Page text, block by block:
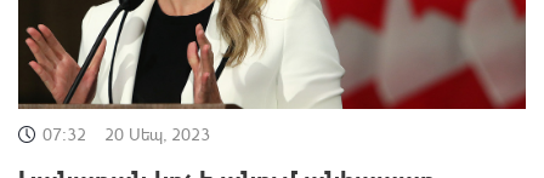
07:32 20 Սեպ, 2023